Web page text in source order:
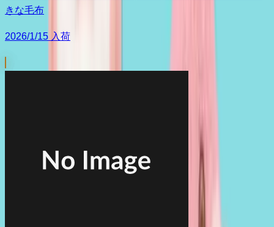
きな毛布
2026/1/15 入荷